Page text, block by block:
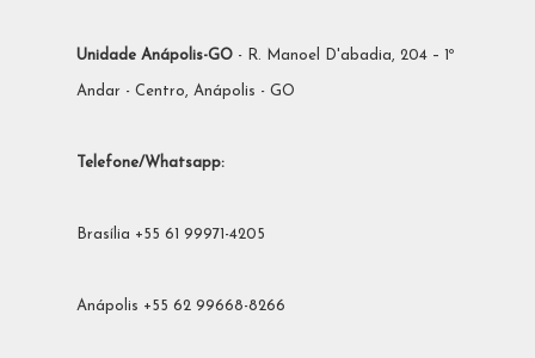
Unidade Anápolis-GO - R. Manoel D'abadia, 204 – 1º
Andar - Centro, Anápolis - GO
Telefone/Whatsapp:
Brasília +55 61 99971-4205
Anápolis +55 62 99668-8266